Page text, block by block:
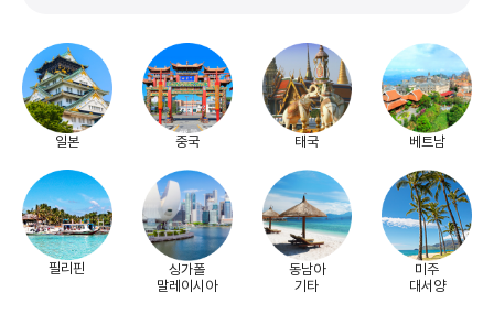
일본 중국 태국 베트남
필리핀
싱가폴
말레이시아
동남아
기타
미주
대서양